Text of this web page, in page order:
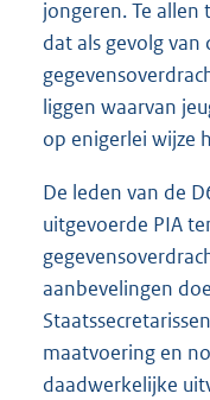
jongeren. Te
dat als gevolg van
liggen waarvan
op enigerlei wijze
De leden van de
uitgevoerde PIA
aanbevelingen
maatvoering en
daadwerkelijke